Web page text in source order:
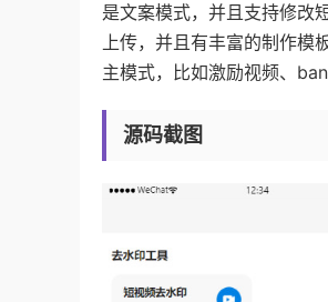
是文案模式，并且支持修改
上传，并且有丰富的制作模
主模式，比如激励视频、
源码截图